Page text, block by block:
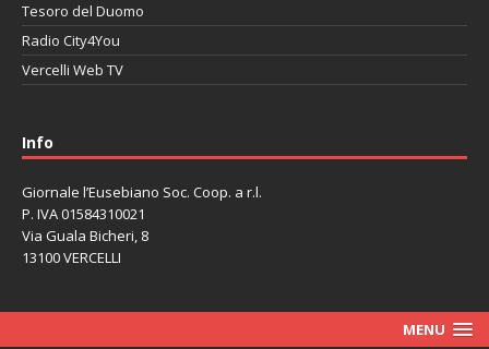
Tesoro del Duomo
Radio City4You
Vercelli Web TV
Info
Giornale l’Eusebiano Soc. Coop. a r.l.
P. IVA 01584310021
Via Guala Bicheri, 8
13100 VERCELLI
MENU